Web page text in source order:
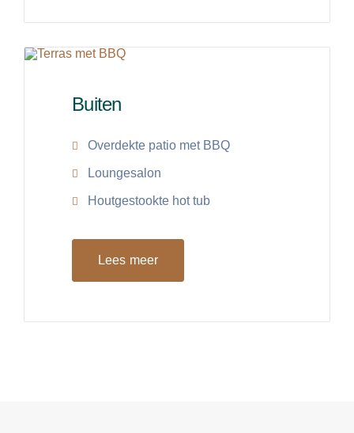
Buiten
Overdekte patio met BBQ
Loungesalon
Houtgestookte hot tub
Lees meer